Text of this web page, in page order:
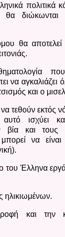
πολιτικά
θα διώκωνται
θα
να αγκαλιάζει
και ο
τεθούν εκτός
αυτό ισχύει
βία και τους
να είναι
του Έλληνα
ηλικιωμένων.
και την